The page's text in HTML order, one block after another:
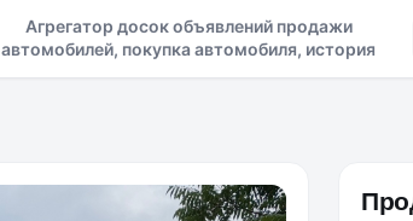
Агрегатор досок объявлений продажи
автомобилей, покупка автомобиля, история
авто в ДНР и ЛНР